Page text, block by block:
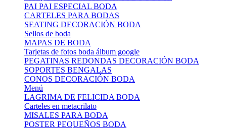
PAI PAI ESPECIAL BODA
CARTELES PARA BODAS
SEATING DECORACIÓN BODA
Sellos de boda
MAPAS DE BODA
Tarjetas de fotos boda álbum google
PEGATINAS REDONDAS DECORACIÓN BODA
SOPORTES BENGALAS
CONOS DECORACIÓN BODA
Menú
LAGRIMA DE FELICIDA BODA
Carteles en metacrilato
MISALES PARA BODA
POSTER PEQUEÑOS BODA